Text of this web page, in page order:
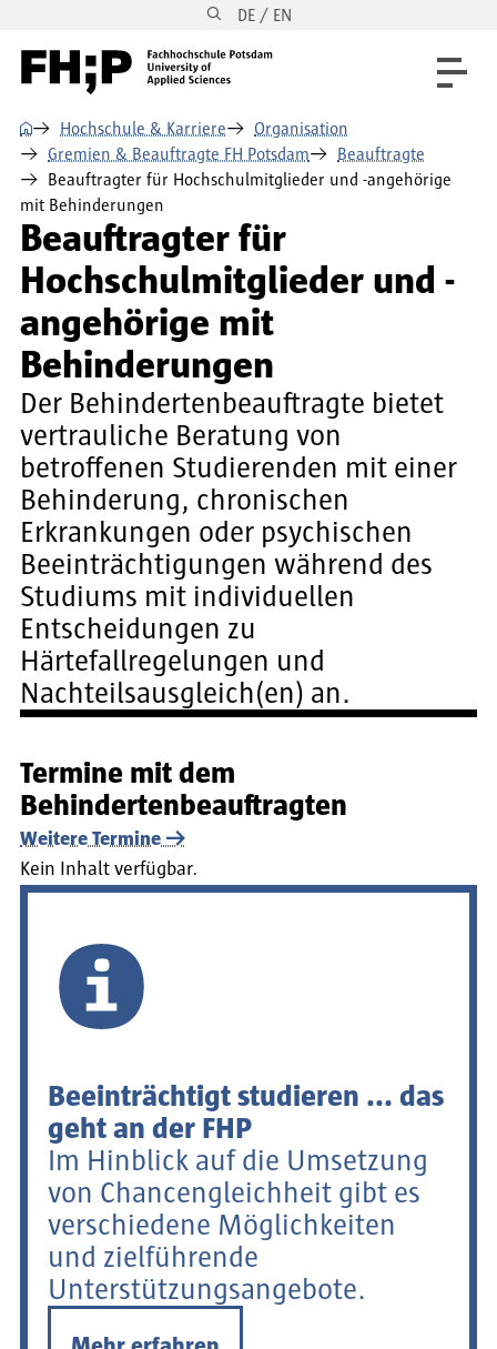
Direkt zur Hauptnavigation DE / EN
⌂ Hochschule & Karriere
Organisation
Gremien & Beauftragte FH Potsdam
Beauftragte
Beauftragter für Hochschulmitglieder und -angehörige
mit Behinderungen
Beauftragter für
Hochschulmitglieder und -
angehörige mit
Behinderungen
Der Behindertenbeauftragte bietet
vertrauliche Beratung von
betroffenen Studierenden mit einer
Behinderung, chronischen
Erkrankungen oder psychischen
Beeinträchtigungen während des
Studiums mit individuellen
Entscheidungen zu
Härtefallregelungen und
Nachteilsausgleich(en) an.
Termine mit dem
Behindertenbeauftragten
Weitere Termine
Kein Inhalt verfügbar.
Beeinträchtigt studieren ... das
geht an der FHP
Im Hinblick auf die Umsetzung
von Chancengleichheit gibt es
verschiedene Möglichkeiten
und zielführende
Unterstützungsangebote.